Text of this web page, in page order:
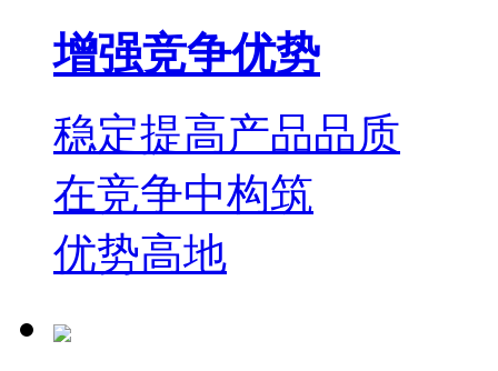
增强竞争优势
稳定提高产品品质
在竞争中构筑
优势高地